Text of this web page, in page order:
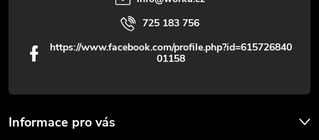
s
u
Informace pro vás
725 183 756
https://www.facebook.com/profile.php?id=615726840
01158